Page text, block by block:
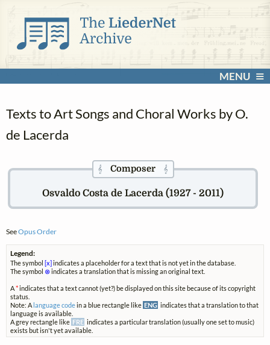
MENU
Texts to Art Songs and Choral Works by O.
de Lacerda
𝄞Composer 𝄞
Osvaldo Costa de Lacerda (1927 - 2011)
SeeOpus Order
Legend:
The symbol[x]indicates a placeholder for a text that is not yet in the database.
The symbol ⊗indicates a translation that is missing an original text.
A*indicates that a text cannot (yet?) be displayed on this site because of its copyright
status.
Note: A language codein a blue rectangle like ENG indicates that a translation to that
language is available.
A grey rectangle like FRE indicates a particular translation (usually one set to music)
exists but isn't yet available.